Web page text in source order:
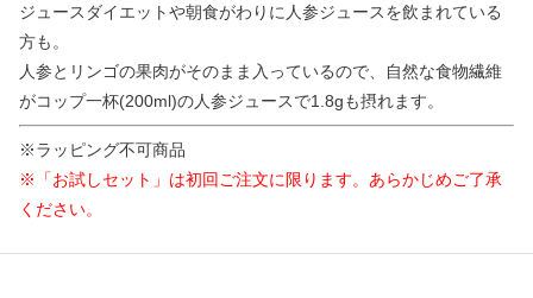
ジュースダイエットや朝食がわりに人参ジュースを飲まれている
方も。
人参とリンゴの果肉がそのまま入っているので、自然な食物繊維
がコップ一杯(200ml)の人参ジュースで1.8gも摂れます。
※ラッピング不可商品
※「お試しセット」は初回ご注文に限ります。あらかじめご了承
ください。